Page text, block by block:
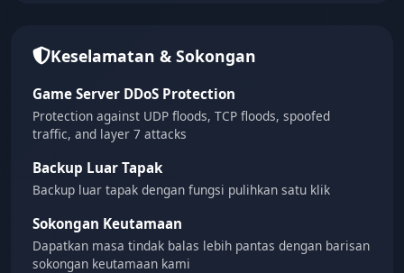
Keselamatan & Sokongan
Game Server DDoS Protection
Protection against UDP floods, TCP floods, spoofed
traffic, and layer 7 attacks
Backup Luar Tapak
Backup luar tapak dengan fungsi pulihkan satu klik
Sokongan Keutamaan
Dapatkan masa tindak balas lebih pantas dengan barisan
sokongan keutamaan kami